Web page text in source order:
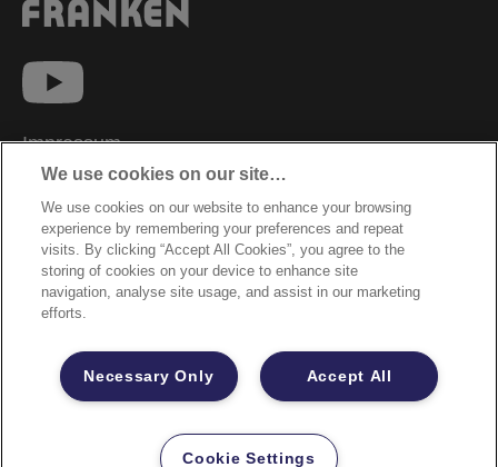
Impressum
Datenschutzhinweise
Datenzugriffsberechtigung
Sicherheitsdatenblätter
Cookie Richtlinie
Rechtliche Hinweise
Garantiebestimmungen
Site Map
©2026 ACCO Brands
We use cookies on our site…
We use cookies on our website to enhance your browsing
experience by remembering your preferences and repeat
visits. By clicking “Accept All Cookies”, you agree to the
storing of cookies on your device to enhance site
navigation, analyse site usage, and assist in our marketing
efforts.
Accept All
Necessary Only
Cookie Settings